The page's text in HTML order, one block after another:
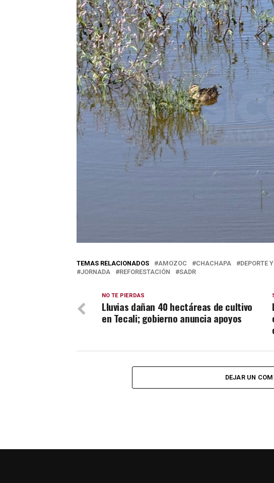
TEMAS RELACIONADOS AMOZOC CHACHAPA DEPORTE
JORNADA
REFORESTACIÓN SADR
NO TE PIERDAS
Lluvias dañan 40 hectáreas de cultivo
en Tecali; gobierno anuncia apoyos
DEJAR UN